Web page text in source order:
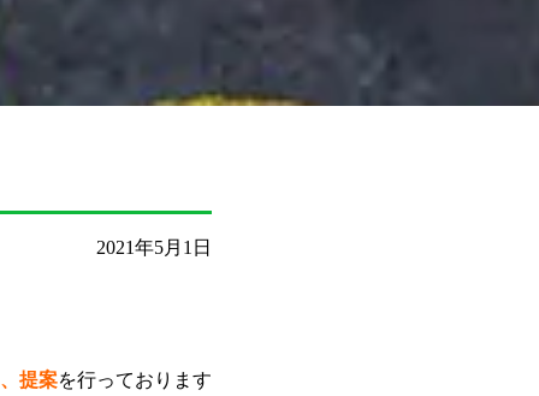
2021年5月1日
提案を行っております